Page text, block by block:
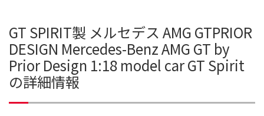
GT SPIRIT製 メルセデス AMG GTPRIOR
DESIGN Mercedes-Benz AMG GT by
Prior Design 1:18 model car GT Spirit
の詳細情報